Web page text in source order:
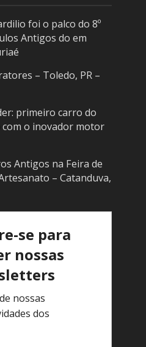
foi o palco do 8º
Antigos do em
– Toledo, PR –
primeiro carro do
o inovador motor
Antigos na Feira de
– Catanduva,